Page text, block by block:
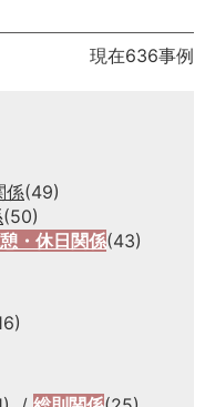
現在636事例
係(49)
(50)
・休日関係(43)